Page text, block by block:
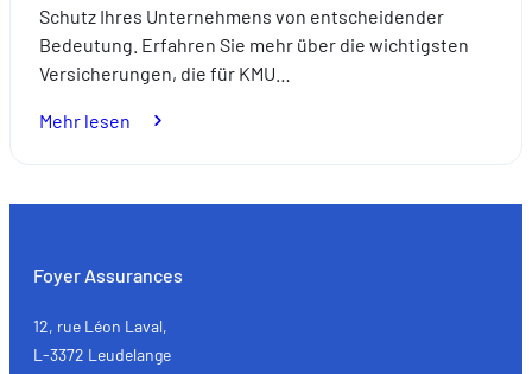
Schutz Ihres Unternehmens von entscheidender
Bedeutung. Erfahren Sie mehr über die wichtigsten
Versicherungen, die für KMU…
Mehr lesen
mittlere
und
Selbstständige:
die
Foyer Assurances
12, rue Léon Laval,
L-3372 Leudelange